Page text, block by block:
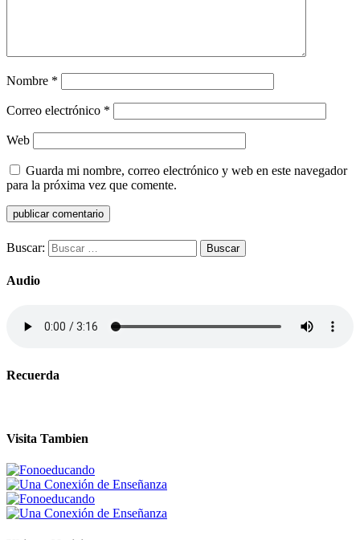
Nombre *
Correo electrónico *
Web
Guarda mi nombre, correo electrónico y web en este navegador
para la próxima vez que comente.
Buscar:
Audio
Recuerda
Visita Tambien